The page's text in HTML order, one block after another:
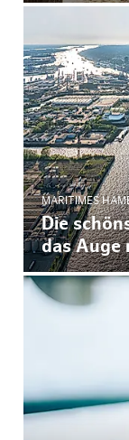
MARITIMES
Die
das Auge